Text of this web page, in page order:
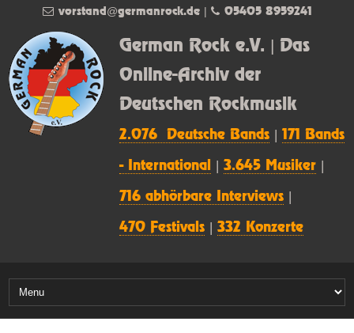
German Rock e.V. | Das
Online-Archiv der
Deutschen Rockmusik
2.076 Deutsche Bands |171 Bands
- International |3.645 Musiker
716 abhörbare Interviews
470 Festivals |332 Konzerte
vorstand@germanrock.de| 05405 8959241